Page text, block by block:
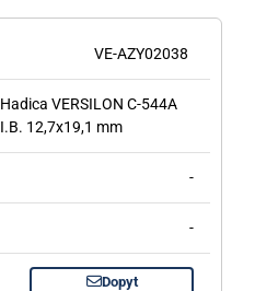
VE-AZY02038
Hadica VERSILON C-544A
I.B. 12,7x19,1 mm
-
-
Dopyt